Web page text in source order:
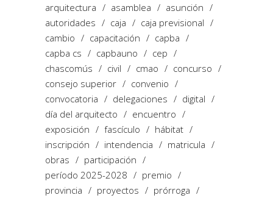
arquitectura
asamblea
asunción
autoridades
caja
caja previsional
cambio
capacitación
capba
capba cs
capbauno
cep
chascomús
civil cmao
concurso
consejo superior
convenio
convocatoria
delegaciones
digital
día del arquitecto
encuentro
exposición
fascículo
hábitat
inscripción
intendencia
matricula
obras
participación
período 2025-2028
premio
provincia
proyectos
prórroga